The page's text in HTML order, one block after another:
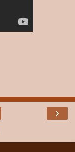
›